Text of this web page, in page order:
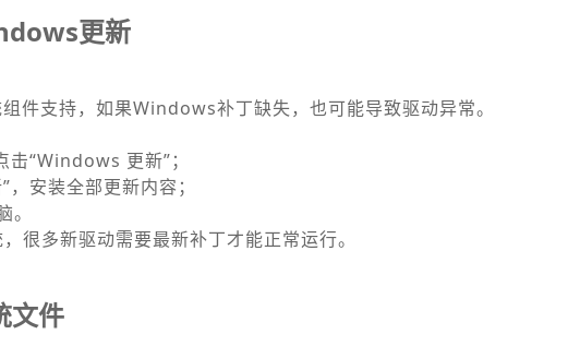
更新
件支持，如果Windows补丁缺失，也可能导致驱动异常。
击“Windows 更新”；
，安装全部更新内容；
很多新驱动需要最新补丁才能正常运行。
文件